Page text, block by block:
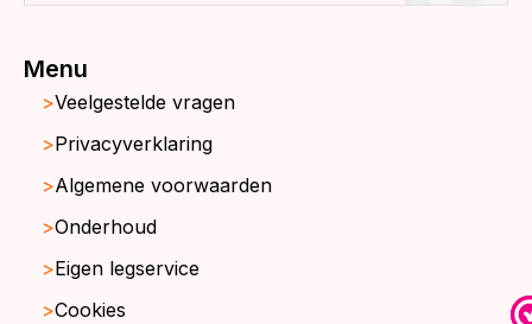
Menu
Veelgestelde vragen
Privacyverklaring
Algemene voorwaarden
Onderhoud
Eigen legservice
Cookies